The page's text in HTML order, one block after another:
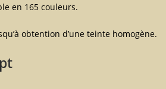
en 165 couleurs.
obtention d’une teinte homogène.